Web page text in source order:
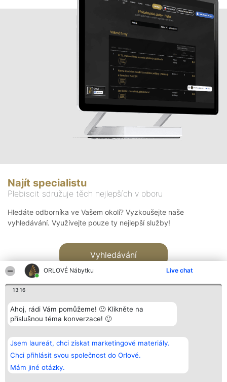
ORLOVÉ Nábytku Live chat
13:16
Ahoj, rádi Vám pomůžeme! 🙂 Klikněte na
příslušnou téma konverzace! 🙂
Jsem laureát, chci získat marketingové materiály.
Chci přihlásit svou společnost do Orlové.
Mám jiné otázky.
Najít specialistu
Plebiscit sdružuje těch nejlepších v oboru
Hledáte odborníka ve Vašem okolí? Vyzkoušejte naše
vyhledávání. Využívejte pouze ty nejlepší služby!
Vyhledávání
Bright Side Solutions sp. z o.
o. sp. k.
ul. Ruska 22
Wrocław 50-079
KRS 0000749100 | Regon
381313360 | NIP 8943132676
Vítězové
Seznam všech
laureátů
Zásady
Zásady
Kontakt